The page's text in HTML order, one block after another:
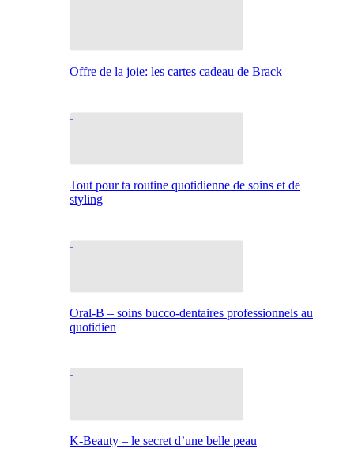
Offre de la joie: les cartes cadeau de Brack
Tout pour ta routine quotidienne de soins et de
styling
Oral-B – soins bucco-dentaires professionnels au
quotidien
K-Beauty – le secret d’une belle peau